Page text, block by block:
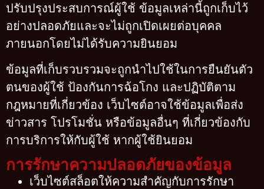
ปรับปรุงประสบการณ์ผู้ใช้ ข้อมูลเหล่านี้ถูกเก็บไว้
อย่างปลอดภัยและจะไม่ถูกเปิดเผยต่อบุคคล
ภายนอกโดยไม่ได้รับความยินยอม
ข้อมูลที่เก็บรวบรวมจะถูกนำไปใช้ในการยืนยันตัว
ตนของผู้ใช้ ป้องกันการฉ้อโกง และปฏิบัติตาม
กฎหมายที่เกี่ยวข้อง เว็บไซต์อาจใช้ข้อมูลเพื่อส่ง
ข่าวสาร โปรโมชั่น หรือข้อมูลอื่นๆ ที่เกี่ยวข้องกับ
การบริการให้กับผู้ใช้ หากผู้ใช้ยินยอม
การรักษาความปลอดภัยของข้อมูล
เว็บไซต์สล็อตให้ความสำคัญกับการรักษา